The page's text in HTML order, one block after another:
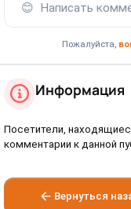
😊 Написать
Пожалуйста,
Информация
Посетители,
комментарии к данной
Вернуться